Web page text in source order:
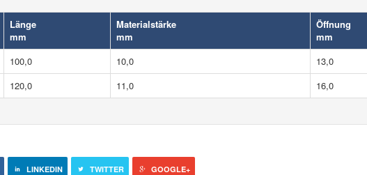
Länge
mm
Materialstärke
mm
Öffnung
mm
100,0 10,0 13,0
120,0 11,0 16,0
LINKEDIN TWITTER GOOGLE+